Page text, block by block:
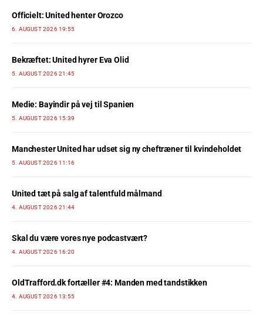
Officielt: United henter Orozco
6. AUGUST 2026 19:55
Bekræftet: United hyrer Eva Olid
5. AUGUST 2026 21:45
Medie: Bayindir på vej til Spanien
5. AUGUST 2026 15:39
Manchester United har udset sig ny cheftræner til kvindeholdet
5. AUGUST 2026 11:16
United tæt på salg af talentfuld målmand
4. AUGUST 2026 21:44
Skal du være vores nye podcastvært?
4. AUGUST 2026 16:20
OldTrafford.dk fortæller #4: Manden med tandstikken
4. AUGUST 2026 13:55